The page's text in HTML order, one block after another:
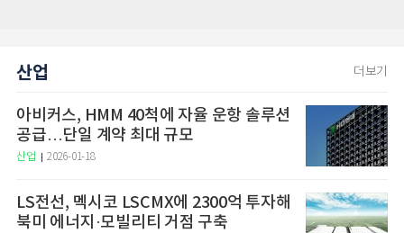
산업 더보기
아비커스, HMM 40척에 자율 운항 솔루션
공급…단일 계약 최대 규모
산업 2026-01-18
LS전선, 멕시코 LSCMX에 2300억 투자해
북미 에너지·모빌리티 거점 구축